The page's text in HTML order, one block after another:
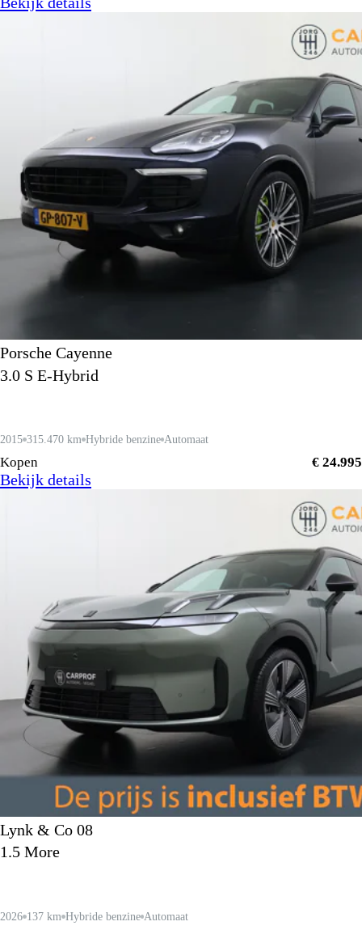
Porsche Cayenne
3.0 S E-Hybrid
2015 315.470 km Hybride benzine Automaat
Kopen € 24.995
Bekijk details
Lynk & Co 08
1.5 More
2026 137 km Hybride benzine Automaat